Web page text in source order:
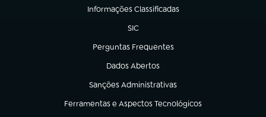
Informações Classificadas
(abre em nova aba)
SIC
(abre em nova aba)
Perguntas Frequentes
(abre em nova aba)
Dados Abertos
(abre em nova aba)
Sanções Administrativas
(abre em nova aba)
Ferramentas e Aspectos Tecnológicos
(abre em nova aba)